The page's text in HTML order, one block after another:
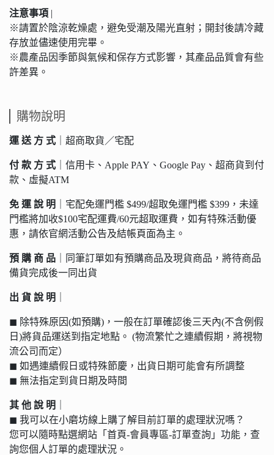
注意事項 |
※請置於陰涼乾燥處，避免受潮及陽光直射；開封後請冷藏
存放並儘速使用完畢。
※農產品因季節與氣候和保存方式影響，其產品品質會有些
許差異。
購物說明
運 送 方 式 ｜超商取貨／宅配
付 款 方 式 ｜信用卡、Apple PAY、Google Pay、超商貨到付
款、虛擬ATM
免 運 說 明
｜宅配免運門檻 $499/超取免運門檻 $399，未達
門檻將加收$100宅配運費/60元超取運費，如有特殊活動優
惠，請依官網活動公告及結帳頁面為主。
預 購 商 品 ｜同筆訂單如有預購商品及現貨商品，將待商品
備貨完成後一同出貨
出 貨 說 明
◼︎ 除特殊原因(如預購)，一般在訂單確認後三天內(不含例假
日)將貨品運送到指定地點。 (物流繁忙之連續假期，將視物
流公司而定）
◼︎ 如遇連續假日或特殊節慶，出貨日期可能會有所調整
◼︎ 無法指定到貨日期及時間
其 他 說 明
◼︎ 我可以在小磨坊線上購了解目前訂單的處理狀況嗎？
您可以隨時點選網站「首頁-會員專區-訂單查詢」功能，查
詢您個人訂單的處理狀況。